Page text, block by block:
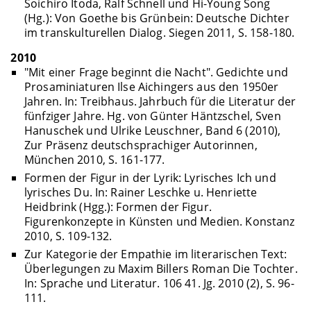
Soichiro Itoda, Ralf Schnell und Hi-Young Song
(Hg.): Von Goethe bis Grünbein: Deutsche Dichter
im transkulturellen Dialog. Siegen 2011, S. 158-180.
2010
"Mit einer Frage beginnt die Nacht". Gedichte und
Prosaminiaturen Ilse Aichingers aus den 1950er
Jahren. In: Treibhaus. Jahrbuch für die Literatur der
fünfziger Jahre. Hg. von Günter Häntzschel, Sven
Hanuschek und Ulrike Leuschner, Band 6 (2010),
Zur Präsenz deutschsprachiger Autorinnen,
München 2010, S. 161-177.
Formen der Figur in der Lyrik: Lyrisches Ich und
lyrisches Du. In: Rainer Leschke u. Henriette
Heidbrink (Hgg.): Formen der Figur.
Figurenkonzepte in Künsten und Medien. Konstanz
2010, S. 109-132.
Zur Kategorie der Empathie im literarischen Text:
Überlegungen zu Maxim Billers Roman Die Tochter.
In: Sprache und Literatur. 106 41. Jg. 2010 (2), S. 96-
111.